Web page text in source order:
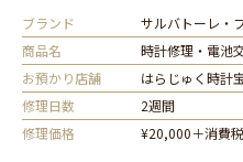
ブランド
サルバトーレ・
商品名
時計修理・電池
お預かり店舗
はらじゅく時計
修理日数
2週間
修理価格
¥20,000＋消費税